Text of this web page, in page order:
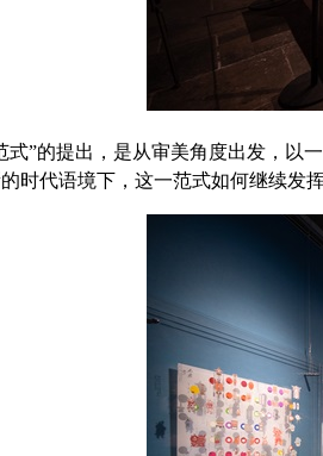
式”的提出，是从审美角度出发，以
时代语境下，这一范式如何继续发